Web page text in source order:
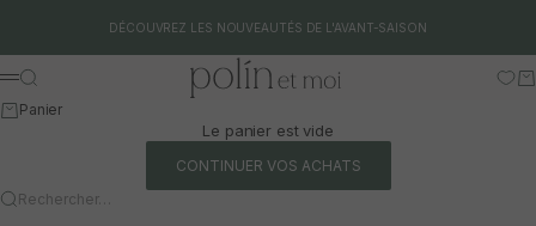
DÉCOUVREZ LES NOUVEAUTÉS DE L'AVANT-SAISON
Polín et moi
Menu
Rechercher
Panier
Le panier est vide
CONTINUER VOS ACHATS
Rechercher…